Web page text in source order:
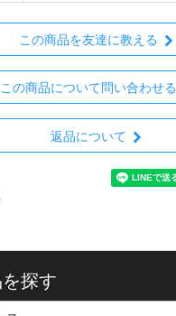
この商品を友達に教える
この商品について問い合わせる
返品について
探す